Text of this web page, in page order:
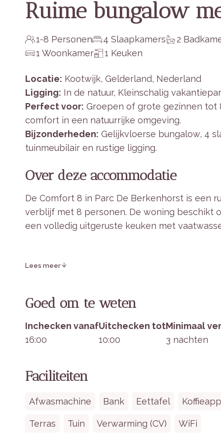
Ruime bungalow
1-8 Personen 4 Slaapkamers
2
1 Woonkamer
1 Keuken
Locatie: Kootwijk, Gelderland, Nederland
Ligging: In de natuur, Kleinschalig
Perfect voor: Groepen of grote gezinnen tot
comfort in een natuurrijke omgeving.
Bijzonderheden: Gelijkvloerse bungalow, 4
tuinmeubilair en rustige ligging.
Over deze accommodatie
De Comfort 8 in Parc De Berkenhorst is een
verblijf met 8 personen. De woning beschikt
een volledig uitgeruste keuken met
slaapruimte is voor iedereen. De twee
rust en natuur.
Binnen in het verblijf
Keuken & Eethoek:
koffiepadapparaat.
Woonruimte:
Woonkamer met televisie
Buiten:Terras met tuinmeubilair, ideaal
Lees meer
Goed om te weten
Inchecken vanaf
16:00
Uitchecken tot
10:00
Minimaal
3 nachten
Faciliteiten
Afwasmachine Bank Eettafel
Terras Tuin Verwarming (CV) WiFi